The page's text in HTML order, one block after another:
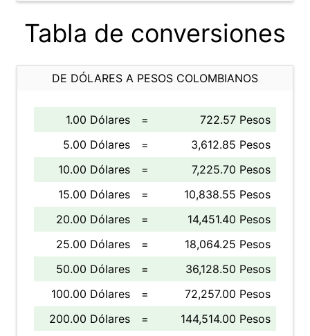
Tabla de conversiones
DE DÓLARES A PESOS COLOMBIANOS
1.00 Dólares =
722.57 Pesos
5.00 Dólares
=
3,612.85 Pesos
10.00 Dólares
=
7,225.70 Pesos
15.00 Dólares
=
10,838.55 Pesos
20.00 Dólares
=
14,451.40 Pesos
25.00 Dólares
=
18,064.25 Pesos
50.00 Dólares
=
36,128.50 Pesos
100.00 Dólares
=
72,257.00 Pesos
200.00 Dólares
=
144,514.00 Pesos